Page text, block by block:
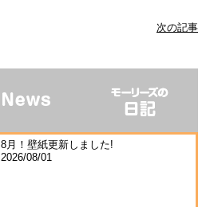
次の記事
8月！壁紙更新しました!
2026/08/01